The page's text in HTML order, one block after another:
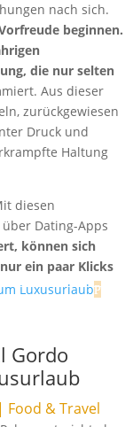
nach sich.
beginnen.
die nur selten
Aus dieser
zurückgewiesen
Druck und
Haltung
diesen
Dating-Apps
können sich
ein paar Klicks
Gordo
Food & Travel